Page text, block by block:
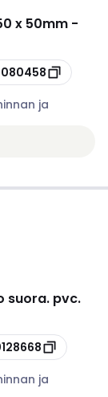
x 50mm -
ja
suora. pvc.
ja